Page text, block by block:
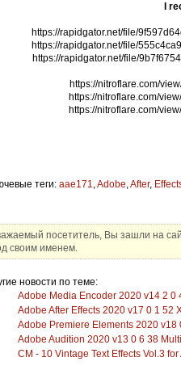
I
https://rapidgator.net/file/
https://rapidgator.net/file/
https://rapidgator.net/file/
https://nitroflare.com/
https://nitroflare.com/
https://nitroflare.com/
теги: aae171,Adobe,After,
посетитель, Вы зашли на
своим именем.
новости по теме:
Adobe Media Encoder 2020 v14 2
Adobe After Effects 2020 v17 0 1 52
Adobe Premiere Elements 2020 v18
Adobe Audition 2020 v13 0 6 38
CM - 10 Vintage Text Effects Vol.3